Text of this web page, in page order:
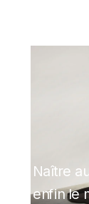
Naître
enfin le